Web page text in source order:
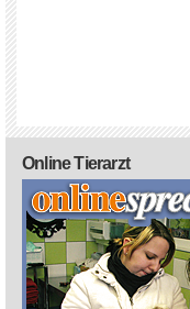
Online Tierarzt